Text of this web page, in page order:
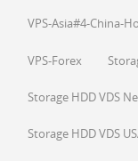
VPS-Asia#4-China-
VPS-Forex
Storage HDD VDS
Storage HDD VDS